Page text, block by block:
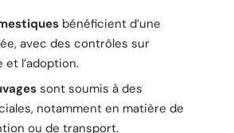
bénéficient d’une
avec des contrôles sur
et l’adoption.
sont soumis à des
notamment en matière de
ou de transport.